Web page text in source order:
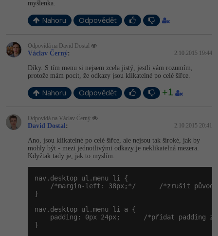
myšlenka.
Nahoru Odpovědět
Odpovídá na David Dostal
Václav Černý: 2.10.2015 19:44
Díky. S tím menu si nejsem zcela jistý, jestli vám rozumím,
protože mám pocit, že odkazy jsou klikatelné po celé šířce.
Nahoru Odpovědět +1
Odpovídá na Václav Černý
David Dostal: 2.10.2015 20:41
Ano, jsou klikatelné po celé šířce, ale nejsou tak široké, jak by
mohly být - mezi jednotlivými odkazy je neklikatelná mezera.
Kdyžtak tady je, jak to myslím:
nav.desktop ul.menu li {
/*margin-left: 38px;*/      /*zrušit
}
nav.desktop ul.menu li a {
padding: 0px 24px;      /*přidat padding z
}